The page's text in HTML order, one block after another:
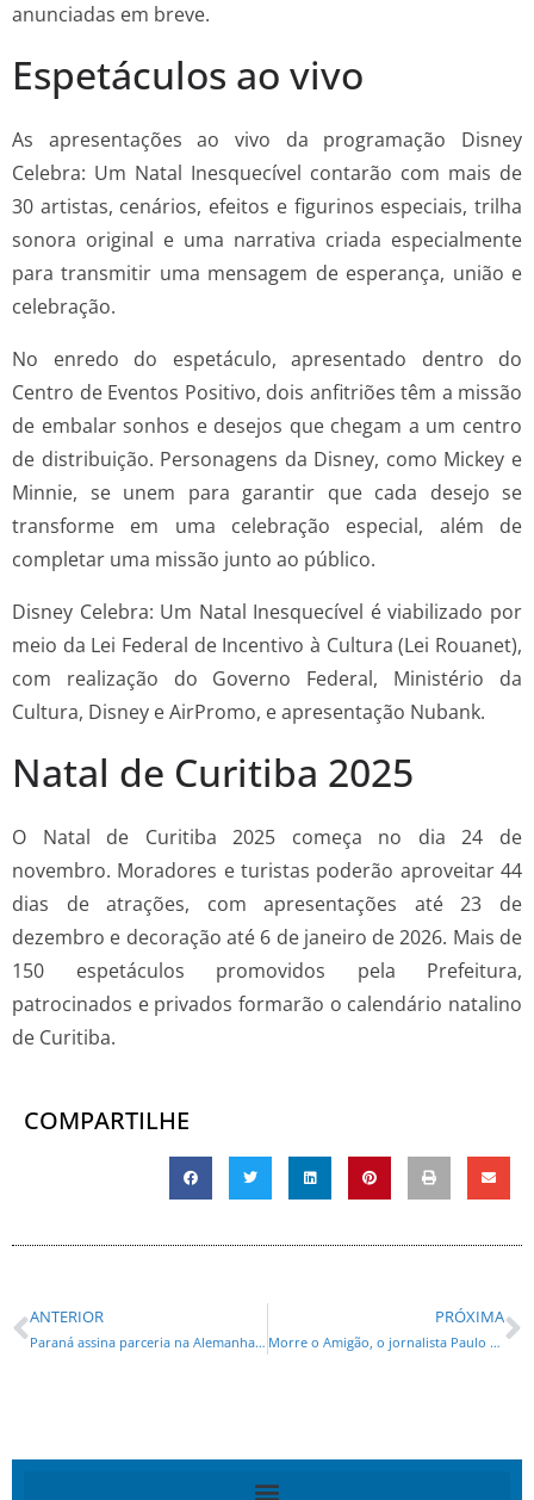
anunciadas em breve.
Espetáculos ao vivo
As apresentações ao vivo da programação Disney
Celebra: Um Natal Inesquecível contarão com mais de
30 artistas, cenários, efeitos e figurinos especiais, trilha
sonora original e uma narrativa criada especialmente
para transmitir uma mensagem de esperança, união e
celebração.
No enredo do espetáculo, apresentado dentro do
Centro de Eventos Positivo, dois anfitriões têm a missão
de embalar sonhos e desejos que chegam a um centro
de distribuição. Personagens da Disney, como Mickey e
Minnie, se unem para garantir que cada desejo se
transforme em uma celebração especial, além de
completar uma missão junto ao público.
Disney Celebra: Um Natal Inesquecível é viabilizado por
meio da Lei Federal de Incentivo à Cultura (Lei Rouanet),
com realização do Governo Federal, Ministério da
Cultura, Disney e AirPromo, e apresentação Nubank.
Natal de Curitiba 2025
O Natal de Curitiba 2025 começa no dia 24 de
novembro. Moradores e turistas poderão aproveitar 44
dias de atrações, com apresentações até 23 de
dezembro e decoração até 6 de janeiro de 2026. Mais de
150 espetáculos promovidos pela Prefeitura,
patrocinados e privados formarão o calendário natalino
de Curitiba.
COMPARTILHE
ANTERIOR
Paraná assina parceria na Alemanha e terá equipamento de ponta no planetário mais moderno da América
PRÓXIMA
Morre o Amigão, o jornalista Paulo Soares aos 63 anos, em São Paulo